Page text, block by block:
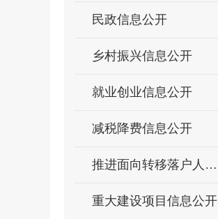
民政信息公开
乡村振兴信息公开
就业创业信息公开
减税降费信息公开
推进面向转移落户人员的服务公开
重大建设项目信息公开